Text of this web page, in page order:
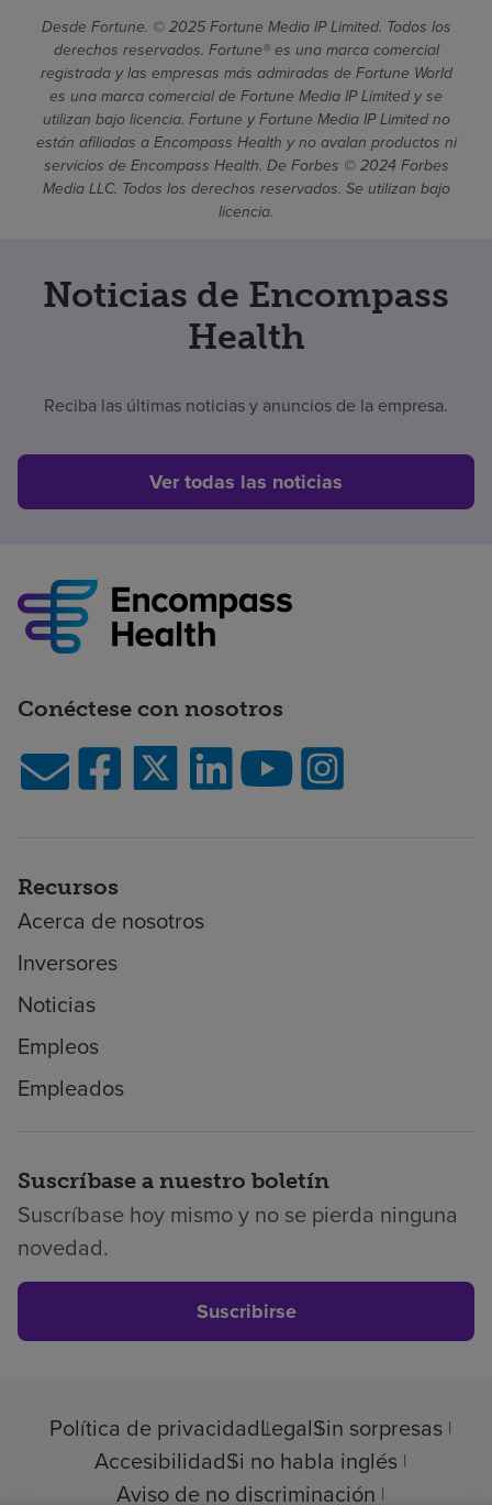
Desde Fortune. © 2025 Fortune Media IP Limited. Todos los
derechos reservados. Fortune® es una marca comercial
registrada y las empresas más admiradas de Fortune World
es una marca comercial de Fortune Media IP Limited y se
utilizan bajo licencia. Fortune y Fortune Media IP Limited no
están afiliadas a Encompass Health y no avalan productos ni
servicios de Encompass Health. De Forbes © 2024 Forbes
Media LLC. Todos los derechos reservados. Se utilizan bajo
licencia.
Noticias de Encompass
Health
Reciba las últimas noticias y anuncios de la empresa.
Ver todas las noticias
Conéctese con nosotros
Recursos
Acerca de nosotros
Inversores
Noticias
Empleos
Empleados
Suscríbase a nuestro boletín
Suscríbase hoy mismo y no se pierda ninguna
novedad.
Suscribirse
Política de privacidadLegalSin sorpresas
AccesibilidadSi no habla inglés
Aviso de no discriminación